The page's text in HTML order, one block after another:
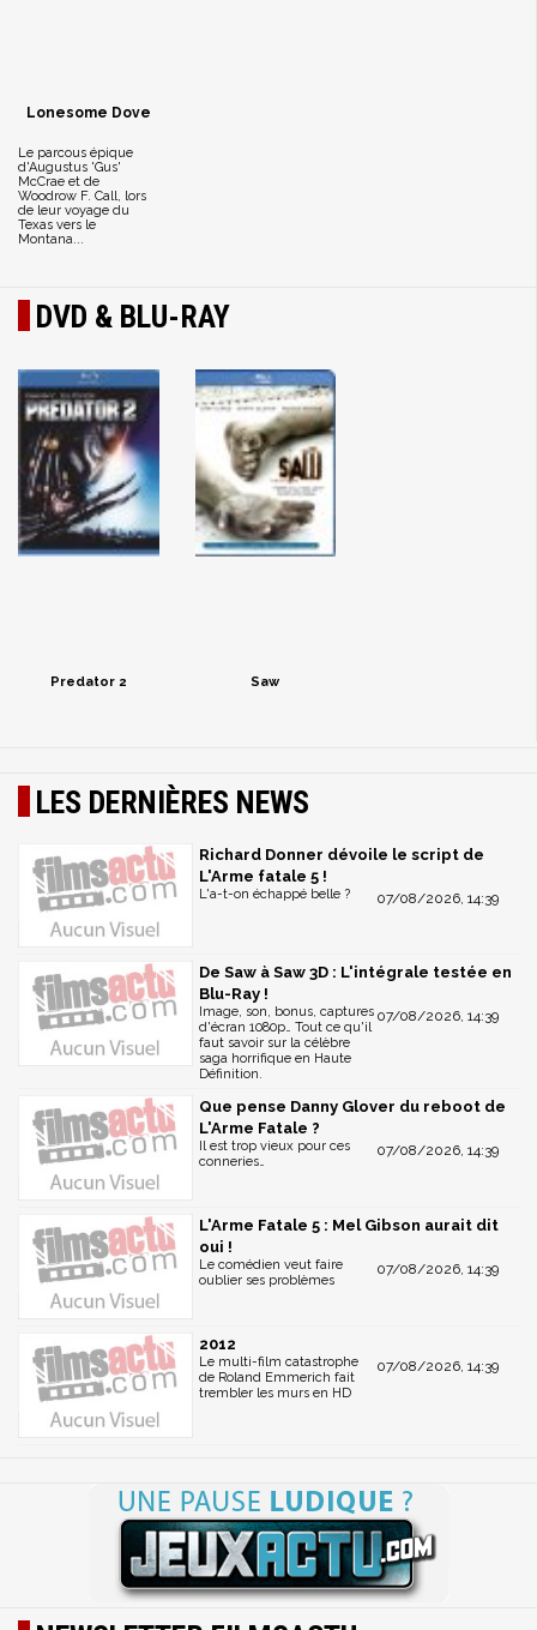
Lonesome Dove
Le parcous épique
d'Augustus 'Gus'
McCrae et de
Woodrow F. Call, lors
de leur voyage du
Texas vers le
Montana...
DVD & BLU-RAY
Predator 2 Saw
LES DERNIÈRES NEWS
Richard Donner dévoile le script de
L'Arme fatale 5 !
07/08/2026, 14:39
L'a-t-on échappé belle ?
De Saw à Saw 3D : L'intégrale testée en
Blu-Ray !
07/08/2026, 14:39
Image, son, bonus, captures
d'écran 1080p… Tout ce qu'il
faut savoir sur la célèbre
saga horrifique en Haute
Définition.
Que pense Danny Glover du reboot de
L'Arme Fatale ?
07/08/2026, 14:39
Il est trop vieux pour ces
conneries…
L'Arme Fatale 5 : Mel Gibson aurait dit
oui !
07/08/2026, 14:39
Le comédien veut faire
oublier ses problèmes
2012
07/08/2026, 14:39
Le multi-film catastrophe
de Roland Emmerich fait
trembler les murs en HD